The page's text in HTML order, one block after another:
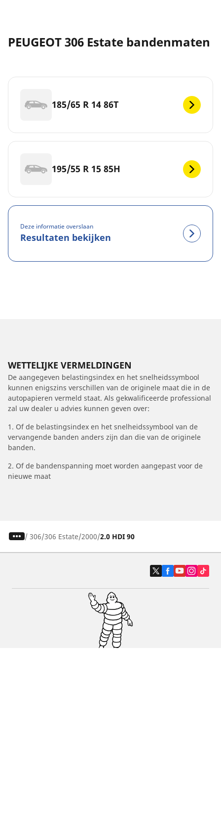
PEUGEOT 306 Estate bandenmaten
185/65 R 14 86T
195/55 R 15 85H
Deze informatie overslaan
Resultaten bekijken
WETTELIJKE VERMELDINGEN
De aangegeven belastingsindex en het snelheidssymbool
kunnen enigszins verschillen van de originele maat die in de
autopapieren vermeld staat. Als gekwalificeerde professional
zal uw dealer u advies kunnen geven over:
1. Of de belastingsindex en het snelheidssymbool van de
vervangende banden anders zijn dan die van de originele
banden.
2. Of de bandenspanning moet worden aangepast voor de
nieuwe maat
/ 306 306 Estate 2000 2.0 HDI 90